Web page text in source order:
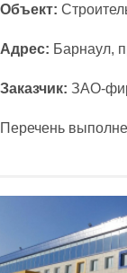
Объект:
Адрес: Барнаул,
Заказчик: ЗАО-
Перечень